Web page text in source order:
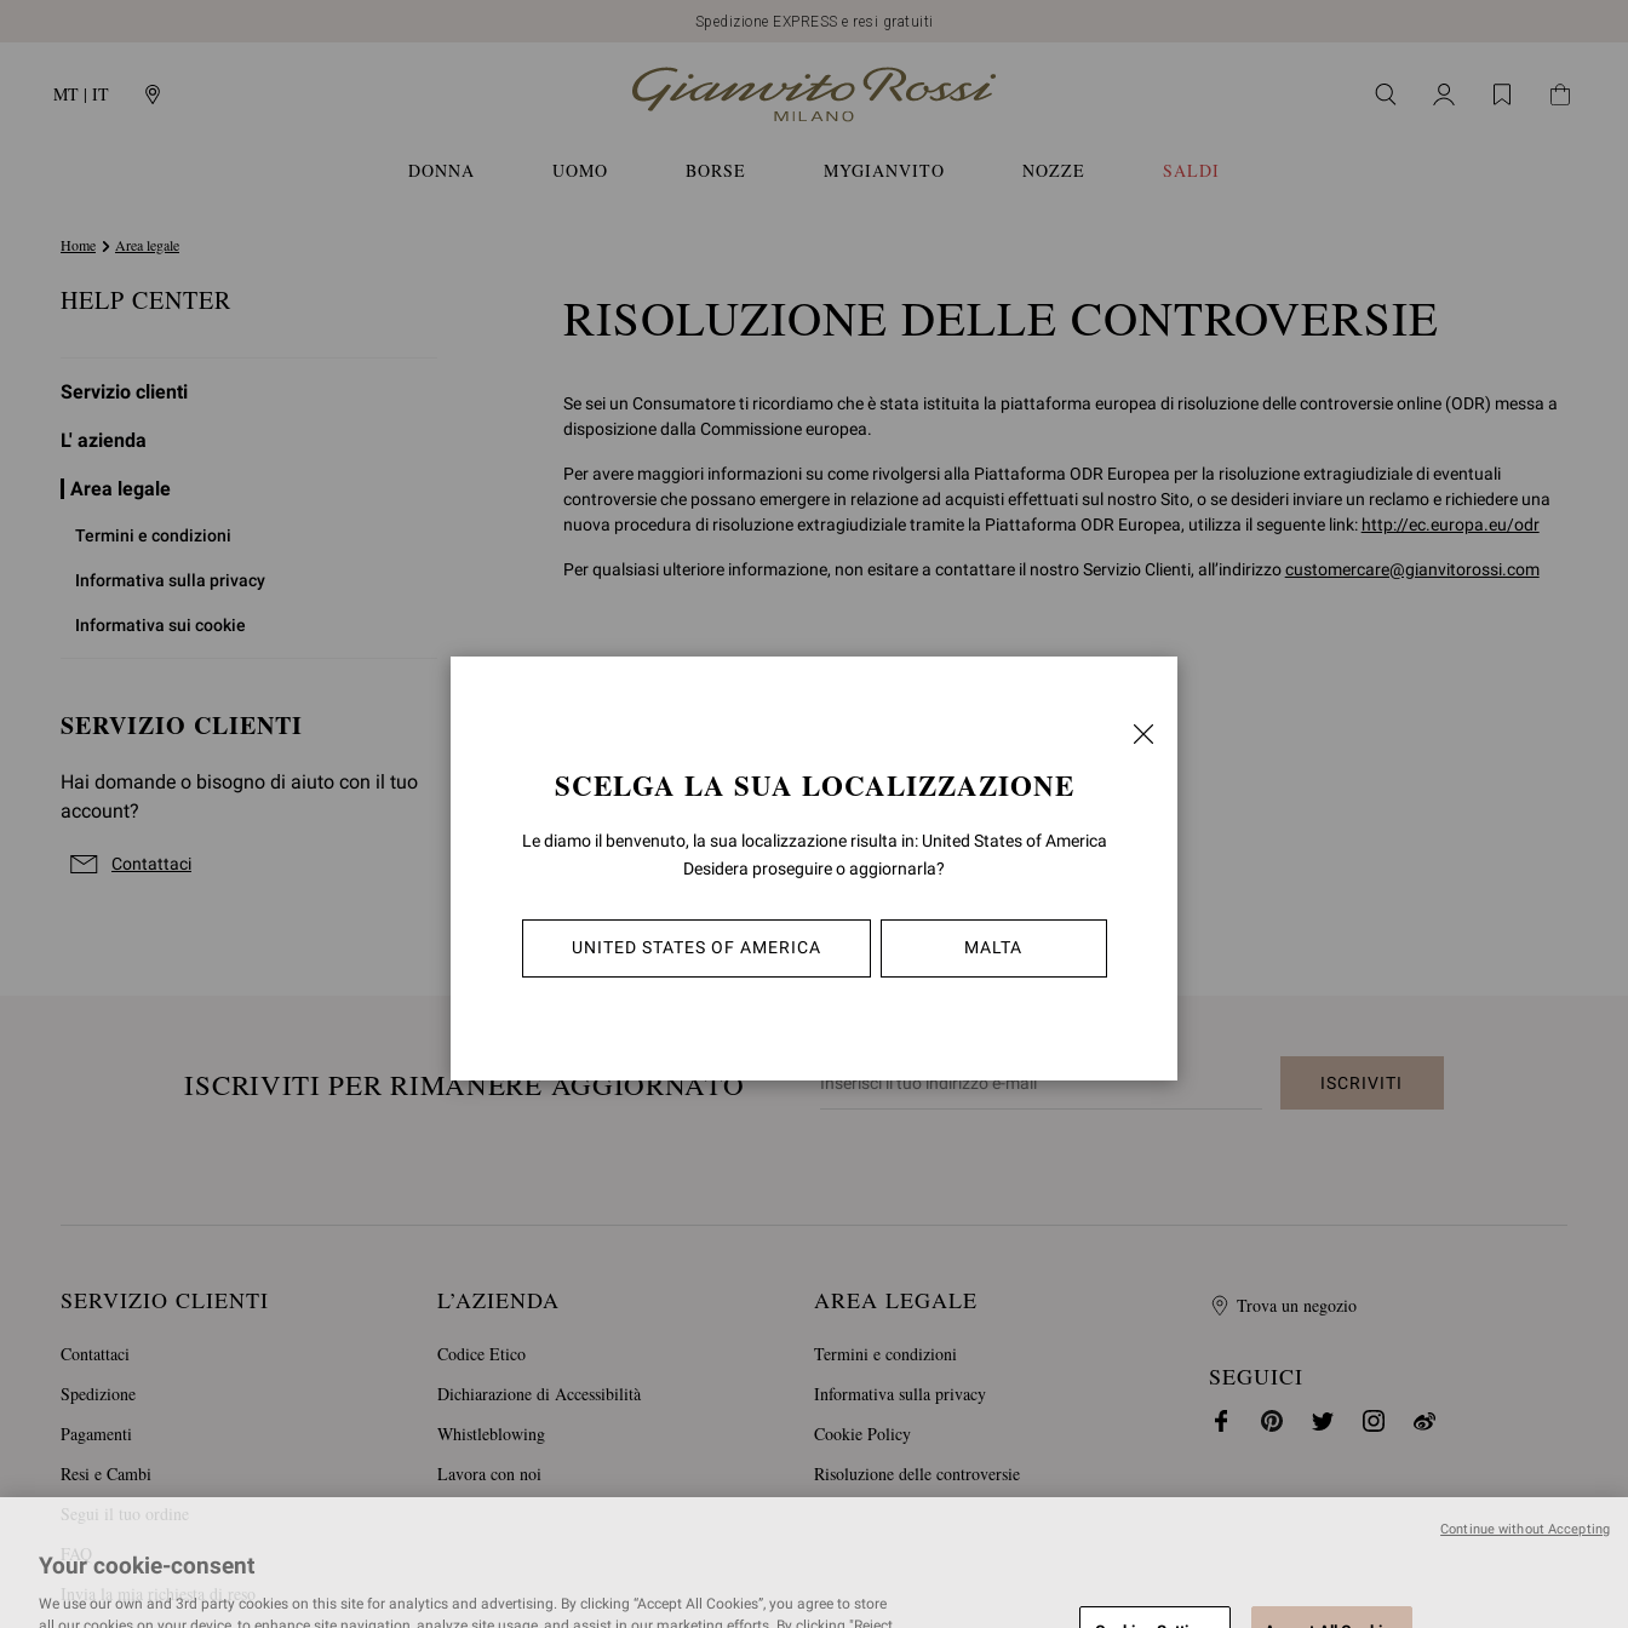
Spedizione EXPRESS e resi gratuiti
MT | IT
DONNA UOMO BORSE MYGIANVITO NOZZE SALDI
Home Area legale
HELP CENTER
Servizio clienti
L' azienda
Area legale
Termini e condizioni
Informativa sulla privacy
Informativa sui cookie
SERVIZIO CLIENTI
Hai domande o bisogno di aiuto con il tuo
account?
Contattaci
RISOLUZIONE DELLE CONTROVERSIE
Se sei un Consumatore ti ricordiamo che è stata istituita la piattaforma europea di risoluzione delle controversie online (ODR) messa a
disposizione dalla Commissione europea.
Per avere maggiori informazioni su come rivolgersi alla Piattaforma ODR Europea per la risoluzione extragiudiziale di eventuali
controversie che possano emergere in relazione ad acquisti effettuati sul nostro Sito, o se desideri inviare un reclamo e richiedere una
nuova procedura di risoluzione extragiudiziale tramite la Piattaforma ODR Europea, utilizza il seguente link: http://ec.europa.eu/odr
Per qualsiasi ulteriore informazione, non esitare a contattare il nostro Servizio Clienti, all’indirizzocustomercare@gianvitorossi.com
ISCRIVITI PER RIMANERE AGGIORNATO ISCRIVITI
SERVIZIO CLIENTI
Contattaci
Spedizione
Pagamenti
Resi e Cambi
Segui il tuo ordine
FAQ
Invia la mia richiesta di reso
L’AZIENDA
Codice Etico
Dichiarazione di Accessibilità
Whistleblowing
Lavora con noi
AREA LEGALE
Termini e condizioni
Informativa sulla privacy
Cookie Policy
Risoluzione delle controversie
Trova un negozio
SEGUICI
SCELGA LA SUA LOCALIZZAZIONE
Le diamo il benvenuto, la sua localizzazione risulta in: United States of America
Desidera proseguire o aggiornarla?
UNITED STATES OF AMERICA MALTA
Your cookie-consent
We use our own and 3rd party cookies on this site for analytics and advertising. By clicking “Accept All Cookies”, you agree to store
Continue without Accepting